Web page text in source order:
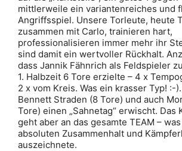
mittlerweile ein variantenreiches und
Angriffsspiel. Unsere Torleute, heute
zusammen mit Carlo, trainieren hart,
professionalisieren immer mehr ihr
sind damit ein wertvoller Rückhalt.
dass Jannik Fähnrich als Feldspieler
1. Halbzeit 6 Tore erzielte – 4 x
2 x vom Kreis. Was ein krasser Typ! :-
Bennett Straden (8 Tore) und auch
Tore) einen „Sahnetag“ erwischt. Das
geht aber an das gesamte TEAM –
absoluten Zusammenhalt und
auszeichnete.